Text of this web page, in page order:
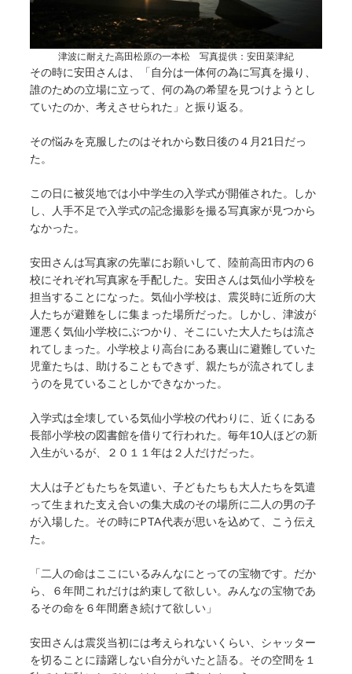
津波に耐えた高田松原の一本松 写真提供：安田菜津紀
その時に安田さんは、「自分は一体何の為に写真を撮り、
誰のための立場に立って、何の為の希望を見つけようとし
ていたのか、考えさせられた」と振り返る。
その悩みを克服したのはそれから数日後の４月21日だっ
た。
この日に被災地では小中学生の入学式が開催された。しか
し、人手不足で入学式の記念撮影を撮る写真家が見つから
なかった。
安田さんは写真家の先輩にお願いして、陸前高田市内の６
校にそれぞれ写真家を手配した。安田さんは気仙小学校を
担当することになった。気仙小学校は、震災時に近所の大
人たちが避難をしに集まった場所だった。しかし、津波が
運悪く気仙小学校にぶつかり、そこにいた大人たちは流さ
れてしまった。小学校より高台にある裏山に避難していた
児童たちは、助けることもできず、親たちが流されてしま
うのを見ていることしかできなかった。
入学式は全壊している気仙小学校の代わりに、近くにある
長部小学校の図書館を借りて行われた。毎年10人ほどの新
入生がいるが、２０１１年は２人だけだった。
大人は子どもたちを気遣い、子どもたちも大人たちを気遣
って生まれた支え合いの集大成のその場所に二人の男の子
が入場した。その時にPTA代表が思いを込めて、こう伝え
た。
「二人の命はここにいるみんなにとっての宝物です。だか
ら、６年間これだけは約束して欲しい。みんなの宝物であ
るその命を６年間磨き続けて欲しい」
安田さんは震災当初には考えられないくらい、シャッター
を切ることに躊躇しない自分がいたと語る。その空間を１